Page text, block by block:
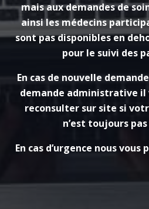
mais aux demandes de
ainsi les médecins
sont pas disponibles en
pour le suivi des
En cas de nouvelle
demande administrative il
reconsulter sur site si
n’est toujours
En cas d’urgence nous vous